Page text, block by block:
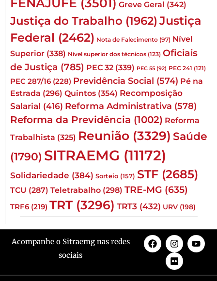
FENAJUFE (3501) Greve Geral (342)
Justiça do Trabalho (1962) Justiça
Federal (2462) Nota de Falecimento (97) Nível
Superior (338) Nível superior dos técnicos (123) Oficiais
de Justiça (785) PEC 32 (339) PEC 55 (92) PEC 241 (121)
PEC 287/16 (228) Previdência Social (574) Pé na
Estrada (296) Quintos (354) Recomposição
Salarial (416) Reforma Administrativa (578)
Reforma da Previdência (1002) Reforma
Trabalhista (325) Reunião (3329) Saúde
(1790) SITRAEMG (11172)
Solidariedade (384) Sorteio (157) STF (2685)
TCU (287) Teletrabalho (298) TRE-MG (635)
TRF6 (219) TRT (3296) TRT3 (432) URV (198)
Acompanhe o Sitraemg nas redes
sociais